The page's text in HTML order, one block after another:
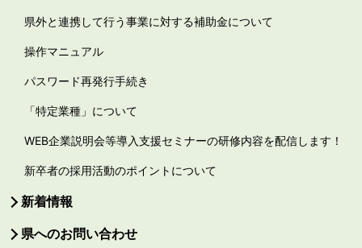
県外と連携して行う事業に対する補助金について
操作マニュアル
パスワード再発行手続き
「特定業種」について
WEB企業説明会等導入支援セミナーの研修内容を配信します！
新卒者の採用活動のポイントについて
新着情報
県へのお問い合わせ